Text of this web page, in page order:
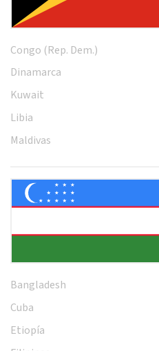
Congo (Rep. Dem.)
Dinamarca
Kuwait
Libia
Maldivas
Bangladesh
Cuba
Etiopía